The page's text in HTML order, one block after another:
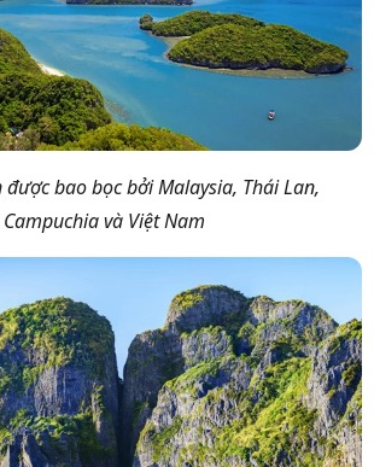
được bao bọc bởi Malaysia, Thái Lan,
Campuchia và Việt Nam